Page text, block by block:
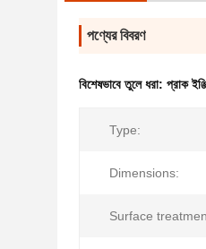
পণ্যের বিবরণ
বিশেষভাবে তুলে ধরা: প্রাক
Type:
Dimensions:
Surface